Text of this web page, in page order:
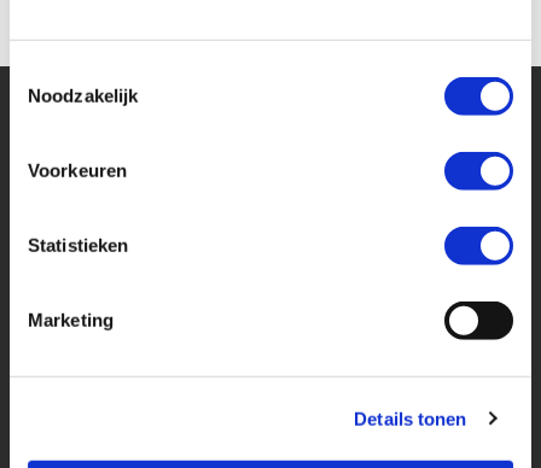
Toestemmingsselectie
Noodzakelijk
Voorkeuren
Statistieken
Marketing
Details tonen
Financier deze Harley-
Eenvoudig, flexibel en verantwoord lenen. Het MotoPort Flexplan.